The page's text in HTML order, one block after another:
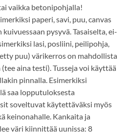
vaikka betonipohjalla!
paperi, savi, puu, canvas
pysyvä. Tasaiselta, ei-
lasi, posliini, peilipohja,
puu) värikerros on mahdollista
aina testi). Tusseja voi käyttää
pinnalla. Esimerkiksi
saa lopputuloksesta
soveltuvat käytettäväksi myös
keinonahalle. Kankaita ja
väri kiinnittää uunissa: 8